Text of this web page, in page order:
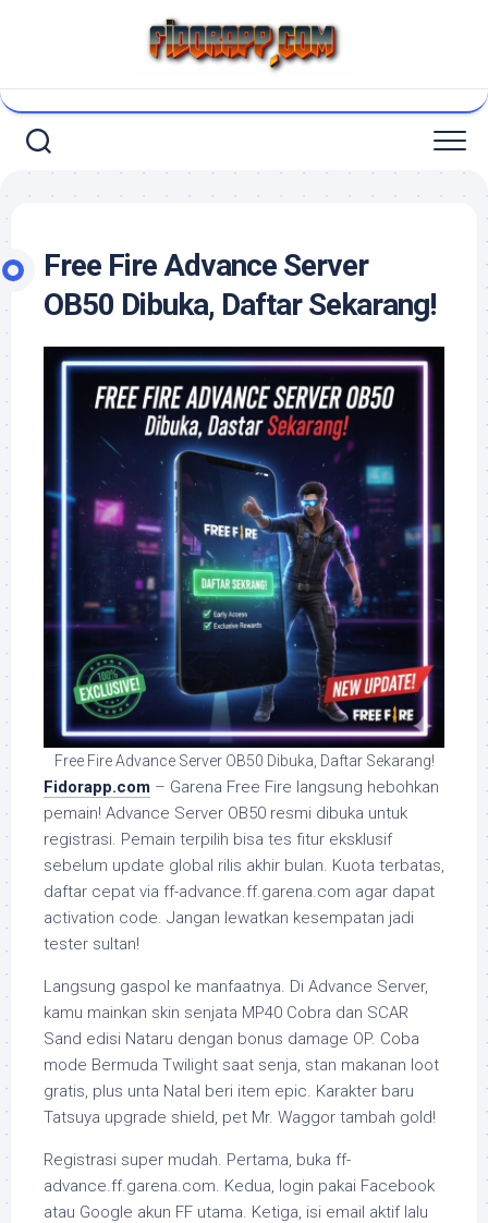
Free Fire Advance Server
OB50 Dibuka, Daftar Sekarang!
Free Fire Advance Server OB50 Dibuka, Daftar Sekarang!
Fidorapp.com – Garena Free Fire langsung hebohkan
pemain! Advance Server OB50 resmi dibuka untuk
registrasi. Pemain terpilih bisa tes fitur eksklusif
sebelum update global rilis akhir bulan. Kuota terbatas,
daftar cepat via ff-advance.ff.garena.com agar dapat
activation code. Jangan lewatkan kesempatan jadi
tester sultan!
Langsung gaspol ke manfaatnya. Di Advance Server,
kamu mainkan skin senjata MP40 Cobra dan SCAR
Sand edisi Nataru dengan bonus damage OP. Coba
mode Bermuda Twilight saat senja, stan makanan loot
gratis, plus unta Natal beri item epic. Karakter baru
Tatsuya upgrade shield, pet Mr. Waggor tambah gold!
Registrasi super mudah. Pertama, buka ff-
advance.ff.garena.com. Kedua, login pakai Facebook
atau Google akun FF utama. Ketiga, isi email aktif lalu